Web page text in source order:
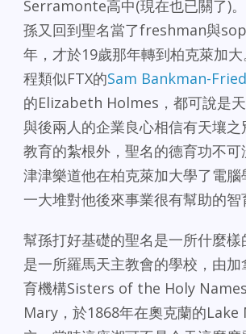
Serramonte高中(現在也已關了)。
孫又回到聖名當了freshman與
年，才於19歲那年轉到柏克萊加
程類似FTX的Sam Bankman-Fried
的Elizabeth Holmes，都可說是
與後兩人的企業良心相信有天壤之
教育的紮根外，聖名的德育功不可
津津樂道他在柏克萊加大學了電腦
一大堆對他後來事業很有幫助的智
幫孫打好基礎的聖名是一所什麼樣
是一所羅馬天主教會的學校，由
育機構Sisters of the Holy
Mary，於1868年在奧克蘭的